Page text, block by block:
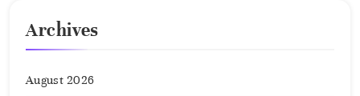
Archives
August 2026